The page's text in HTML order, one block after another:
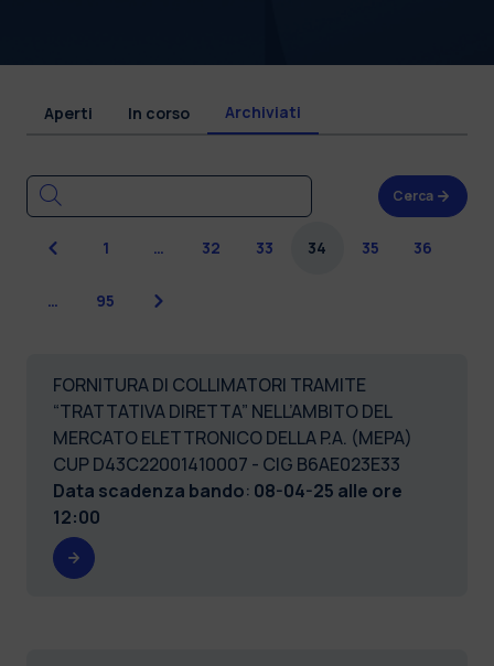
Aperti In corso Archiviati
Cerca
Precedente
1 … 32 33 34 35 36
… 95 Successiva
FORNITURA DI COLLIMATORI TRAMITE
“TRATTATIVA DIRETTA” NELL’AMBITO DEL
MERCATO ELETTRONICO DELLA P.A. (MEPA)
CUP D43C22001410007 - CIG B6AE023E33
Data scadenza bando: 08-04-25 alle ore
12:00